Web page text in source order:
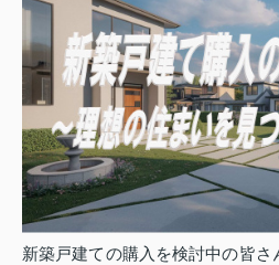
新築戸建ての購入を検討中の皆